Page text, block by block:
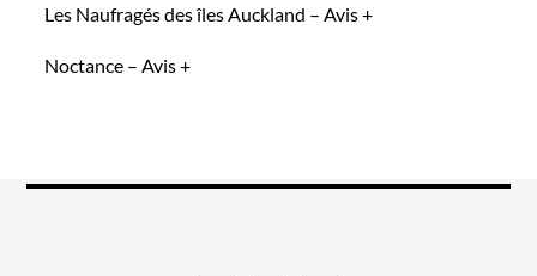
Les Naufragés des îles Auckland – Avis +
Noctance – Avis +